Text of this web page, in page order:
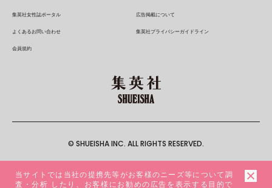
集英社コミック文庫
となりのヤングジャンプ
グランドジャンプ
ウルトラジャンプ
マンガMeets
Cookie
MEN'S NON-NO
UOMO
集英社オンライン
e!集英社
情報・知識＆オピニオン imidas
SHOP Marisol
eclat premium
集英社女性誌ポータル 広告掲載について
よくあるお問い合わせ 集英社プライバシーガイドライン
会員規約
© SHUEISHA INC. ALL RIGHTS RESERVED.
当サイトでは当社の提携先等がお客様のニーズ等について調
査・分析 したり、お客様にお勧めの広告を表示する目的で